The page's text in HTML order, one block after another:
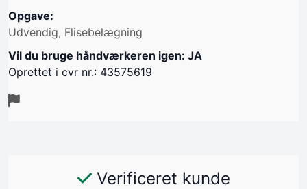
Opgave:
Udvendig, Flisebelægning
Vil du bruge håndværkeren igen: JA
Oprettet i cvr nr.: 43575619
Verificeret kunde